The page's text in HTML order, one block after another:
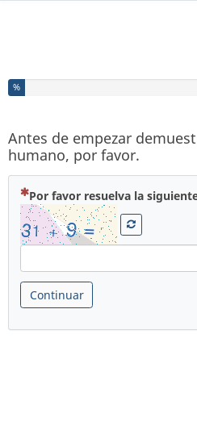
Ha completado el % de este
%
Antes de empezar
humano, por favor.
Por favor resuelva la
Continuar